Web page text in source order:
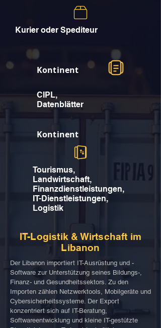
Kurier oder Spediteur
Kontinent
CIPL,
Datenblätter
Kontinent
Tourismus,
Landwirtschaft,
Finanzdienstleistungen,
IT-Dienstleistungen,
Logistik
IT-Logistik & Wirtschaft im
Libanon
Der Libanon importiert IT-Ausrüstung und -
Software zur Unterstützung seines Bildungs-,
Finanz- und Gesundheitssektors. Zu den
Importen zählen Netzwerktools, Mobilgeräte und
Cybersicherheitssysteme. Der Export
konzentriert sich auf IT-Beratung,
Softwareentwicklung und kleine IT-gestützte